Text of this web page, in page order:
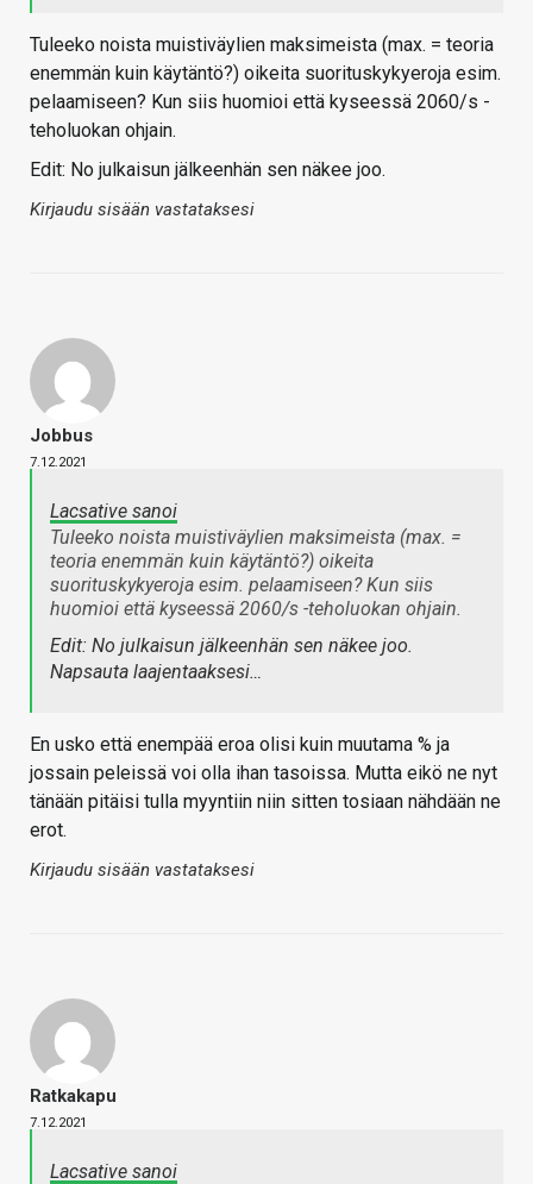
Tuleeko noista muistiväylien maksimeista (max. = teoria
enemmän kuin käytäntö?) oikeita suorituskykyeroja esim.
pelaamiseen? Kun siis huomioi että kyseessä 2060/s -
teholuokan ohjain.
Edit: No julkaisun jälkeenhän sen näkee joo.
Kirjaudu sisään vastataksesi
Jobbus
7.12.2021
Lacsative sanoi
Tuleeko noista muistiväylien maksimeista (max. =
teoria enemmän kuin käytäntö?) oikeita
suorituskykyeroja esim. pelaamiseen? Kun siis
huomioi että kyseessä 2060/s -teholuokan ohjain.
Edit: No julkaisun jälkeenhän sen näkee joo.
Napsauta laajentaaksesi…
En usko että enempää eroa olisi kuin muutama % ja
jossain peleissä voi olla ihan tasoissa. Mutta eikö ne nyt
tänään pitäisi tulla myyntiin niin sitten tosiaan nähdään ne
erot.
Kirjaudu sisään vastataksesi
Ratkakapu
7.12.2021
Lacsative sanoi